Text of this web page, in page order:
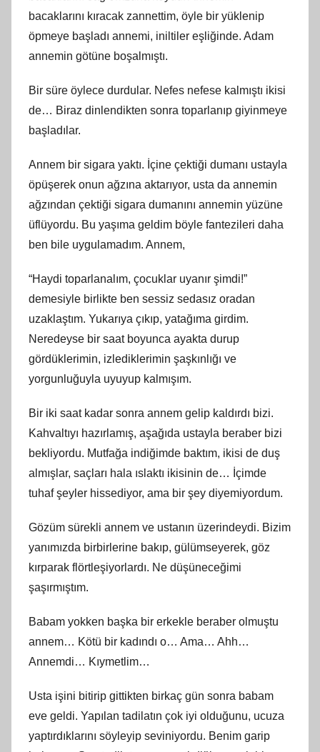
bacaklarını kıracak zannettim, öyle bir yüklenip
öpmeye başladı annemi, iniltiler eşliğinde. Adam
annemin götüne boşalmıştı.
Bir süre öylece durdular. Nefes nefese kalmıştı ikisi
de… Biraz dinlendikten sonra toparlanıp giyinmeye
başladılar.
Annem bir sigara yaktı. İçine çektiği dumanı ustayla
öpüşerek onun ağzına aktarıyor, usta da annemin
ağzından çektiği sigara dumanını annemin yüzüne
üflüyordu. Bu yaşıma geldim böyle fantezileri daha
ben bile uygulamadım. Annem,
“Haydi toparlanalım, çocuklar uyanır şimdi!”
demesiyle birlikte ben sessiz sedasız oradan
uzaklaştım. Yukarıya çıkıp, yatağıma girdim.
Neredeyse bir saat boyunca ayakta durup
gördüklerimin, izlediklerimin şaşkınlığı ve
yorgunluğuyla uyuyup kalmışım.
Bir iki saat kadar sonra annem gelip kaldırdı bizi.
Kahvaltıyı hazırlamış, aşağıda ustayla beraber bizi
bekliyordu. Mutfağa indiğimde baktım, ikisi de duş
almışlar, saçları hala ıslaktı ikisinin de… İçimde
tuhaf şeyler hissediyor, ama bir şey diyemiyordum.
Gözüm sürekli annem ve ustanın üzerindeydi. Bizim
yanımızda birbirlerine bakıp, gülümseyerek, göz
kırparak flörtleşiyorlardı. Ne düşüneceğimi
şaşırmıştım.
Babam yokken başka bir erkekle beraber olmuştu
annem… Kötü bir kadındı o… Ama… Ahh…
Annemdi… Kıymetlim…
Usta işini bitirip gittikten birkaç gün sonra babam
eve geldi. Yapılan tadilatın çok iyi olduğunu, ucuza
yaptırdıklarını söyleyip seviniyordu. Benim garip